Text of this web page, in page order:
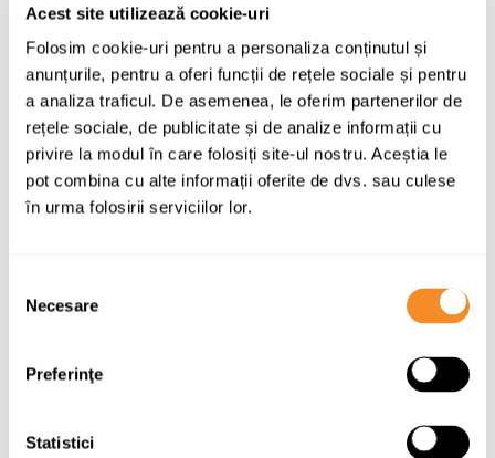
Acest site utilizează cookie-uri
Folosim cookie-uri pentru a personaliza conținutul și
anunțurile, pentru a oferi funcții de rețele sociale și pentru
a analiza traficul. De asemenea, le oferim partenerilor de
rețele sociale, de publicitate și de analize informații cu
privire la modul în care folosiți site-ul nostru. Aceștia le
pot combina cu alte informații oferite de dvs. sau culese
în urma folosirii serviciilor lor.
consimțământului
Necesare
Preferinţe
Statistici
Profil
Profil Solid 400
Profil Solid 500
Oscilobatant standard